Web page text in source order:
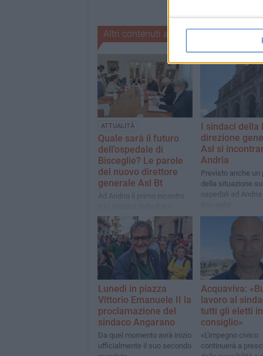
Altri contenuti a tema
ATTUALITÀ
Quale sarà il futuro
dell'ospedale di
Bisceglie? Le parole
del nuovo direttore
generale Asl Bt
Ad Andria il primo incontro
Alessandro Di Bello:
presente Angelantonio
Angarano, assenti la metà
dei primi cittadini invitati
I sindaci della
direzione
Asl si
Andria
Previsto anche un
della situazione
ospedali ad Andria
Lunedì in piazza
Vittorio Emanuele II la
proclamazione del
sindaco Angarano
Da quel momento avrà inizio
ufficialmente il suo secondo
Acquaviva:
lavoro al
tutti gli eletti in
consiglio»
«L'impegno civico
continuerà a